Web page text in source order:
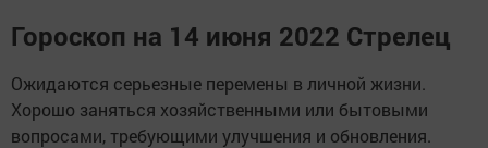
Гороскоп на 14 июня 2022 Стрелец
Ожидаются серьезные перемены в личной жизни.
Хорошо заняться хозяйственными или бытовыми
вопросами, требующими улучшения и обновления.